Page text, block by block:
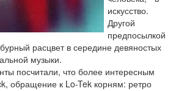
искусство.
Другой
предпосылкой
расцвет в середине девяностых
музыки.
посчитали, что более интересным
обращение к Lo-Tek корням: ретро